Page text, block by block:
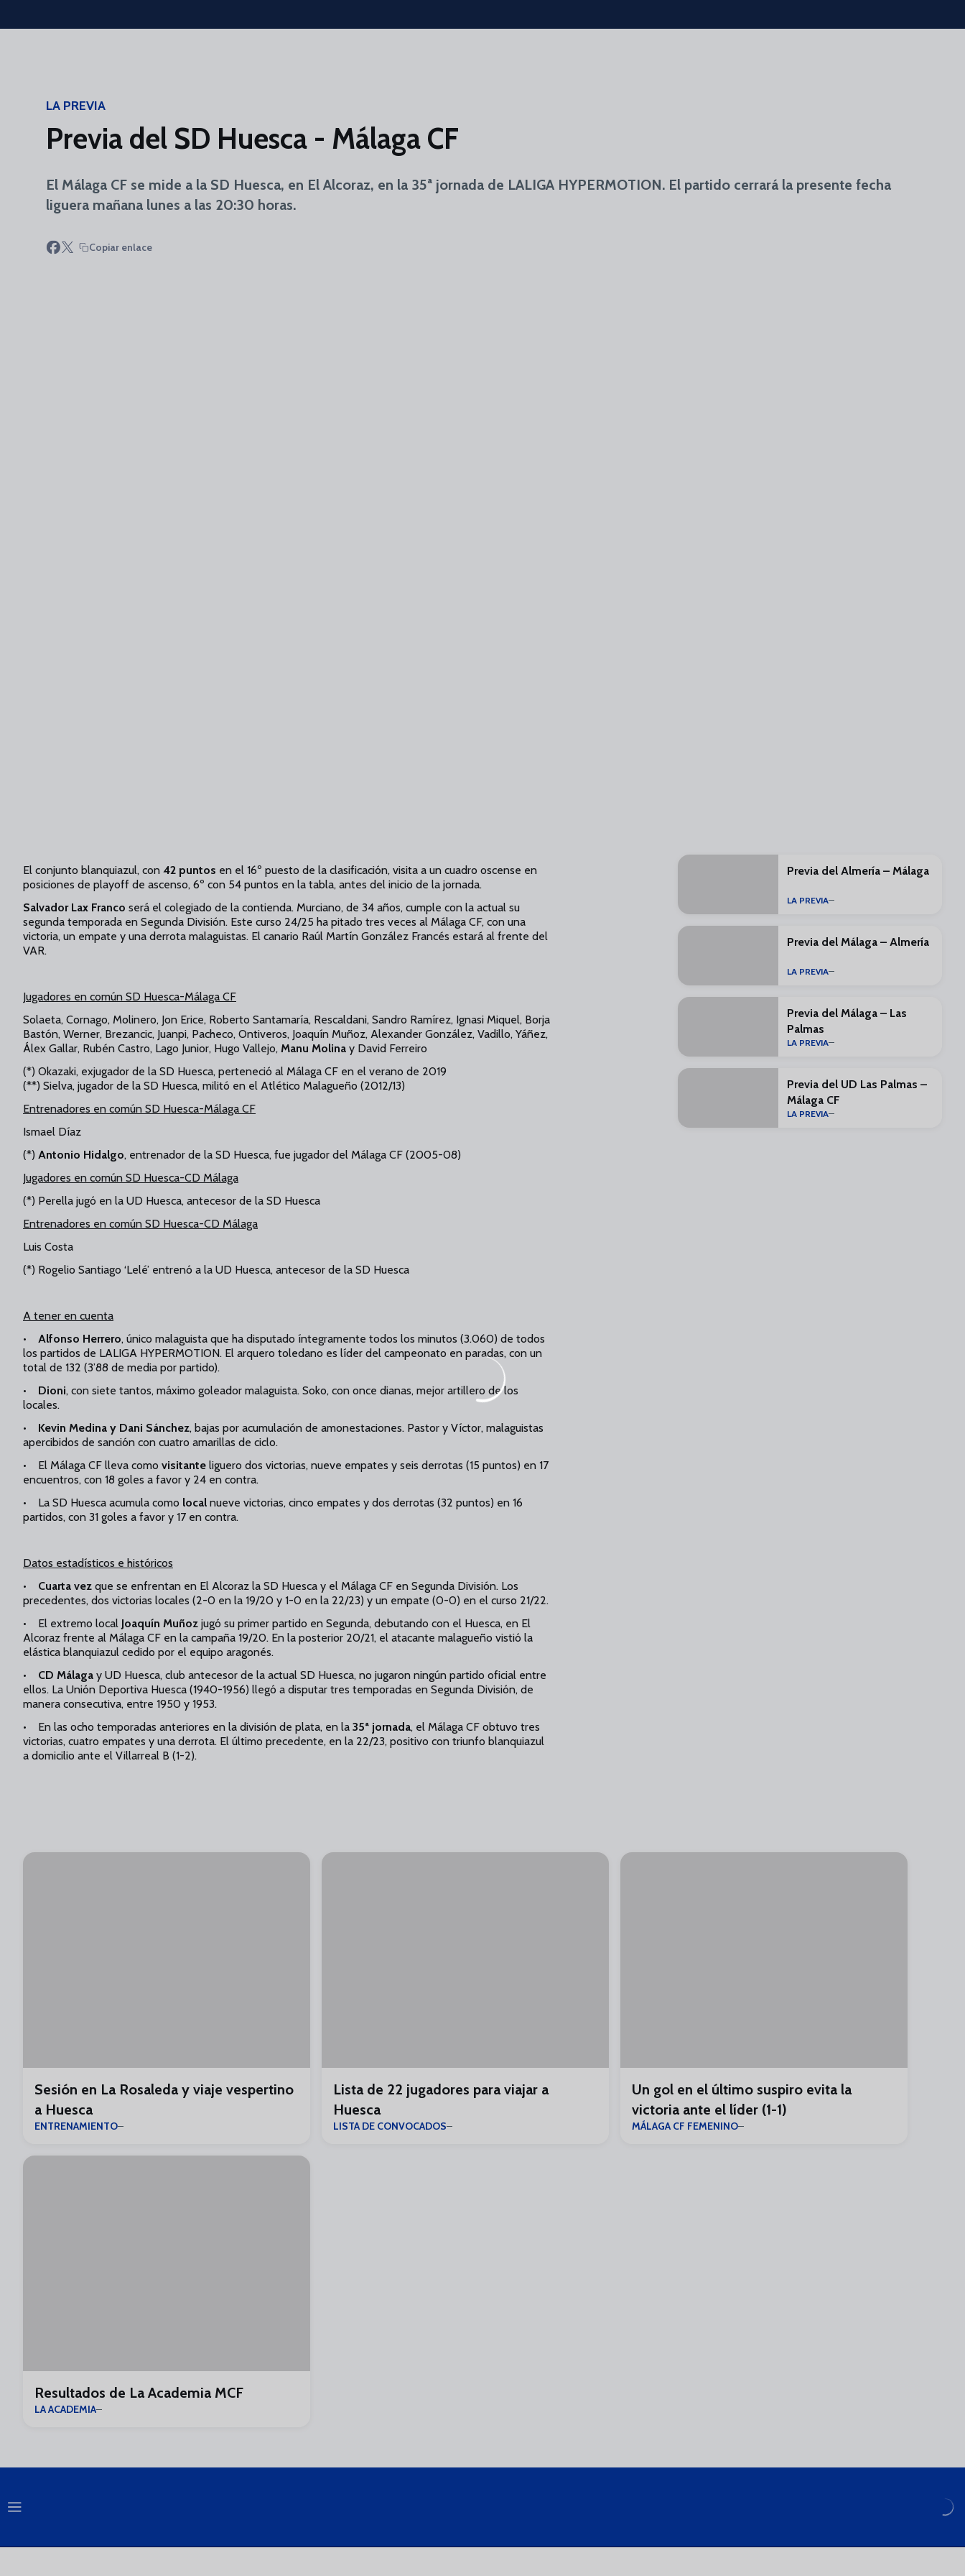
Skip to main content
LA PREVIA
Previa del SD Huesca - Málaga CF
El Málaga CF se mide a la SD Huesca, en El Alcoraz, en la 35ª jornada de LALIGA HYPERMOTION. El partido cerrará la presente fecha
liguera mañana lunes a las 20:30 horas.
Copiar enlace
El conjunto blanquiazul, con 42 puntos en el 16º puesto de la clasificación, visita a un cuadro oscense en
posiciones de playoff de ascenso, 6º con 54 puntos en la tabla, antes del inicio de la jornada.
Salvador Lax Franco será el colegiado de la contienda. Murciano, de 34 años, cumple con la actual su
segunda temporada en Segunda División. Este curso 24/25 ha pitado tres veces al Málaga CF, con una
victoria, un empate y una derrota malaguistas. El canario Raúl Martín González Francés estará al frente del
VAR.
Jugadores en común SD Huesca-Málaga CF
Solaeta, Cornago, Molinero, Jon Erice, Roberto Santamaría, Rescaldani, Sandro Ramírez, Ignasi Miquel, Borja
Bastón, Werner, Brezancic, Juanpi, Pacheco, Ontiveros, Joaquín Muñoz, Alexander González, Vadillo, Yáñez,
Álex Gallar, Rubén Castro, Lago Junior, Hugo Vallejo, Manu Molina y David Ferreiro
(*) Okazaki, exjugador de la SD Huesca, perteneció al Málaga CF en el verano de 2019
(**) Sielva, jugador de la SD Huesca, militó en el Atlético Malagueño (2012/13)
Entrenadores en común SD Huesca-Málaga CF
Ismael Díaz
(*) Antonio Hidalgo, entrenador de la SD Huesca, fue jugador del Málaga CF (2005-08)
Jugadores en común SD Huesca-CD Málaga
(*) Perella jugó en la UD Huesca, antecesor de la SD Huesca
Entrenadores en común SD Huesca-CD Málaga
Luis Costa
(*) Rogelio Santiago ‘Lelé’ entrenó a la UD Huesca, antecesor de la SD Huesca
A tener en cuenta
• Alfonso Herrero, único malaguista que ha disputado íntegramente todos los minutos (3.060) de todos
los partidos de LALIGA HYPERMOTION. El arquero toledano es líder del campeonato en paradas, con un
total de 132 (3’88 de media por partido).
• Dioni, con siete tantos, máximo goleador malaguista. Soko, con once dianas, mejor artillero de los
locales.
•
Kevin Medina y Dani Sánchez, bajas por acumulación de amonestaciones. Pastor y Víctor, malaguistas
apercibidos de sanción con cuatro amarillas de ciclo.
• El Málaga CF lleva como visitante liguero dos victorias, nueve empates y seis derrotas (15 puntos) en 17
encuentros, con 18 goles a favor y 24 en contra.
• La SD Huesca acumula como local nueve victorias, cinco empates y dos derrotas (32 puntos) en 16
partidos, con 31 goles a favor y 17 en contra.
Datos estadísticos e históricos
• Cuarta vez que se enfrentan en El Alcoraz la SD Huesca y el Málaga CF en Segunda División. Los
precedentes, dos victorias locales (2-0 en la 19/20 y 1-0 en la 22/23) y un empate (0-0) en el curso 21/22.
• El extremo local Joaquín Muñoz jugó su primer partido en Segunda, debutando con el Huesca, en El
Alcoraz frente al Málaga CF en la campaña 19/20. En la posterior 20/21, el atacante malagueño vistió la
elástica blanquiazul cedido por el equipo aragonés.
• CD Málaga y UD Huesca, club antecesor de la actual SD Huesca, no jugaron ningún partido oficial entre
ellos. La Unión Deportiva Huesca (1940-1956) llegó a disputar tres temporadas en Segunda División, de
manera consecutiva, entre 1950 y 1953.
• En las ocho temporadas anteriores en la división de plata, en la 35ª jornada, el Málaga CF obtuvo tres
victorias, cuatro empates y una derrota. El último precedente, en la 22/23, positivo con triunfo blanquiazul
a domicilio ante el Villarreal B (1-2).
Previa del Almería – Málaga
LA PREVIA
Previa del Málaga – Almería
LA PREVIA
Previa del Málaga – Las
Palmas
LA PREVIA
Previa del UD Las Palmas –
Málaga CF
LA PREVIA
Sesión en La Rosaleda y viaje vespertino
a Huesca
ENTRENAMIENTO
Lista de 22 jugadores para viajar a
Huesca
LISTA DE CONVOCADOS
Un gol en el último suspiro evita la
victoria ante el líder (1-1)
MÁLAGA CF FEMENINO
Resultados de La Academia MCF
LA ACADEMIA